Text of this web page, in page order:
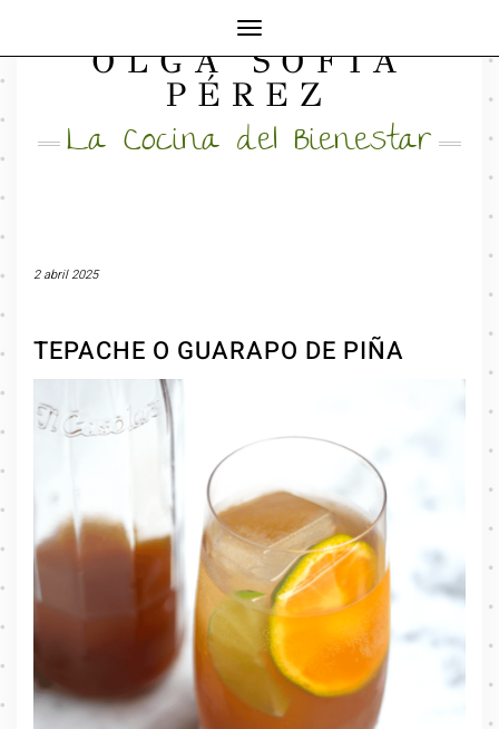
FACEBOOK
INSTAGRAM
MAIL
OLGA SOFÍA
PÉREZ
La Cocina del Bienestar
Cambiar
modo
de
navegación
2 abril 2025
TEPACHE O GUARAPO DE PIÑA